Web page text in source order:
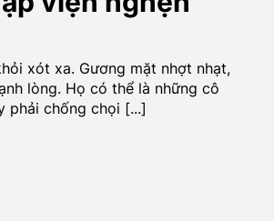
xót xa. Gương mặt nhợt nhạt,
lòng. Họ có thể là những cô
phải chống chọi [...]